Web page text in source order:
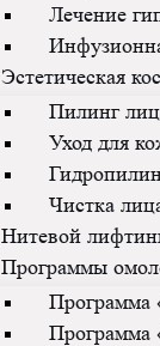
Лечение
Эстетическая
Пилинг
Уход для
Чистка
Нитевой
Программы
Программа
Программа